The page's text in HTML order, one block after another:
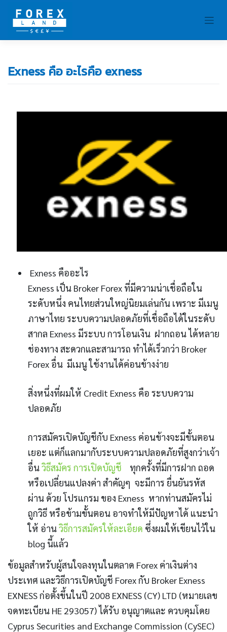
content
Exness คือ อะไรคือ exness
Exness คืออะไร
Exness เป็น Broker Forex ที่มีความน่าเชื่อถือใน
ระดับหนึ่ง คนไทยส่วนใหญ่นิยมเล่นกัน เพราะ มีเมนู
ภาษาไทย ระบบความปลอดภัยที่เชื่อถือได้ในระดับ
สากล Exness มีระบบ การโอนเงิน ฝากถอน ได้หลาย
ช่องทาง สะดวกและสามารถ ทำได้เร็วกว่า Broker
Forex อื่น มีเมนู ใช้งานได้ค่อนข้างง่าย
สิ่งหนึ่งที่ผมให้ Credit Exness คือ ระบบความ
ปลอดภัย
การสมัครเปิดบัญชีกับ Exness ค่อนข้างจะมีขั้นตอน
เยอะ แต่ก็แลกมากับระบบความปลอดภัยที่สูงกว่าเจ้า
อื่นวิธีสมัคร การเปิดบัญชี
ทุกครั้งที่มีการฝาก ถอด
หรือเปลี่ยนแปลงค่า สำคัญๆ จะมีการ ยื่นยันรหัส
ผ่าน ด้วย โปรแกรม ของ Exness หากท่านสมัครไม่
ถูกวิธี หรือข้ามขั้นตอน อาจทำให้มีปัญหาได้ แนะนำ
ให้ อ่านวิธีการสมัครให้ละเอียด ซึ่งผมให้เขียนไว้ใน
blog นี้แล้ว
ข้อมูลสำหรับผู้สนใจลงทุนในตลาด Forex ค่าเงินต่าง
ประเทศ และวิธีการเปิดบัญชี Forex กับ Broker Exness
EXNESS ก่อตั้งขึ้นในปี 2008 EXNESS (CY) LTD (หมายเลข
จดทะเบียน HE 293057) ได้รับ อนุญาตและ ควบคุมโดย
Cyprus Securities and Exchange Commission (CySEC)